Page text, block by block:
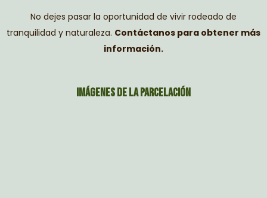
No dejes pasar la oportunidad de vivir rodeado de
tranquilidad y naturaleza. Contáctanos para obtener más
información.
Imágenes de la parcelación